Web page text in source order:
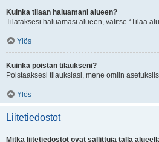
Kuinka tilaan haluamani alueen?
Tilataksesi haluamasi alueen, valitse “Tilaa
Ylös
Kuinka poistan tilaukseni?
Poistaaksesi tilauksiasi, mene omiin
Ylös
Liitetiedostot
Mitkä liitetiedostot ovat sallittuja tällä